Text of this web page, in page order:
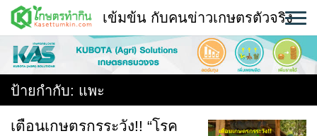
Skip
content
พืช
หน้าแรก
แวดวงเกษตร
เข้มข้น กับคนข่าวเกษตรตัวจริง
ป้ายกำกับ: แพะ
เตือนเกษตรกรระวัง!! “โรค